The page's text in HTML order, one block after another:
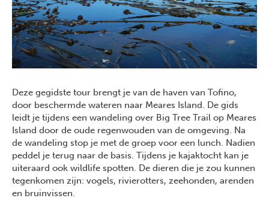
Deze gegidste tour brengt je van de haven van Tofino,
door beschermde wateren naar Meares Island. De gids
leidt je tijdens een wandeling over Big Tree Trail op Meares
Island door de oude regenwouden van de omgeving. Na
de wandeling stop je met de groep voor een lunch. Nadien
peddel je terug naar de basis. Tijdens je kajaktocht kan je
uiteraard ook wildlife spotten. De dieren die je zou kunnen
tegenkomen zijn: vogels, rivierotters, zeehonden, arenden
en bruinvissen.